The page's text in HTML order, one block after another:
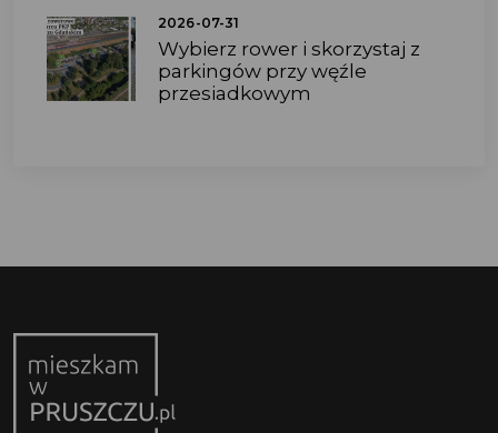
2026-07-31
Wybierz rower i skorzystaj z
parkingów przy węźle
przesiadkowym